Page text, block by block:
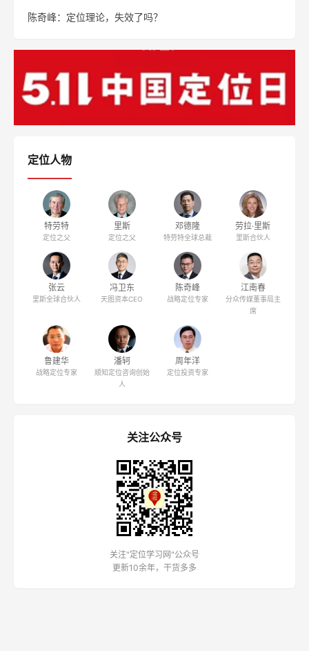
陈奇峰：定位理论，失效了吗？
定位人物
特劳特
定位之父
里斯
定位之父
邓德隆
特劳特全球总裁
劳拉·里斯
里斯合伙人
张云
里斯全球合伙人
冯卫东
天图资本CEO
陈奇峰
战略定位专家
江南春
分众传媒董事局主
席
鲁建华
战略定位专家
潘轲
顺知定位咨询创始
人
周年洋
定位投资专家
关注公众号
关注"定位学习网"公众号
更新10余年，干货多多